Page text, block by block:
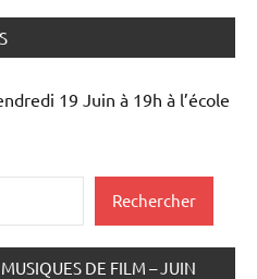
19 Juin à 19h à l’école
Rechercher
DE FILM – JUIN